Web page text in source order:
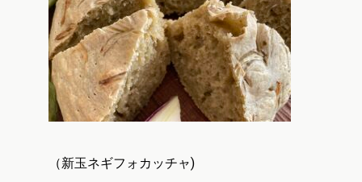
（新玉ネギフォカッチャ)